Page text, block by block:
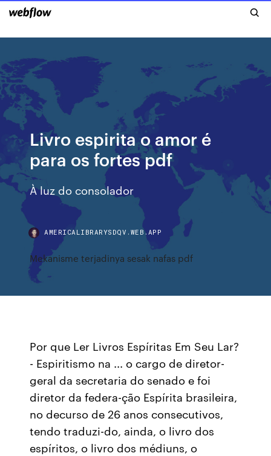
Livro espirita o amor é
para os fortes pdf
À luz do consolador
AMERICALIBRARYSDQV.WEB.APP
Mekanisme terjadinya sesak nafas pdf
Por que Ler Livros Espíritas Em Seu Lar?
- Espiritismo na ... o cargo de diretor-
geral da secretaria do senado e foi
diretor da federa-ção Espírita brasileira,
no decurso de 26 anos consecutivos,
tendo traduzi-do, ainda, o livro dos
espíritos, o livro dos médiuns, o